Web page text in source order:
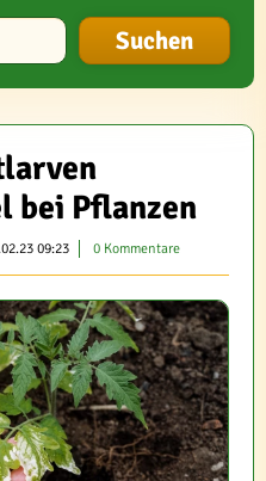
bei Pflanzen
09:23 0 Kommentare